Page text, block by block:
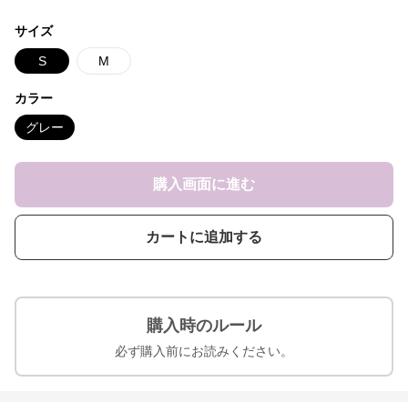
サイズ
S M
カラー
グレー
購入画面に進む
カートに追加する
購入時のルール
必ず購入前にお読みください。